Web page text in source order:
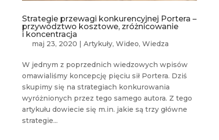
Strategie przewagi konkurencyjnej Portera –
przywództwo kosztowe, zróżnicowanie
i koncentracja
maj 23, 2020 | Artykuły, Wideo, Wiedza
W jednym z poprzednich wiedzowych wpisów
omawialiśmy koncepcję pięciu sił Portera. Dziś
skupimy się na strategiach konkurowania
wyróżnionych przez tego samego autora. Z tego
artykułu dowiecie się m.in. jakie są trzy główne
strategie...